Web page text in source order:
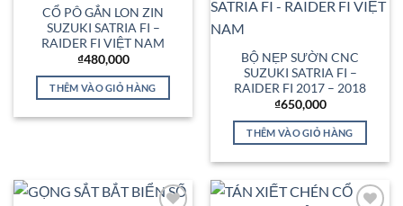
Wishlist
CỔ PÔ GẮN LON ZIN
SUZUKI SATRIA FI –
RAIDER FI VIỆT NAM
₫480,000
THÊM VÀO GIỎ HÀNG
Wishlist
BỘ NẸP SƯỜN CNC
SUZUKI SATRIA FI –
RAIDER FI 2017 – 2018
₫650,000
THÊM VÀO GIỎ HÀNG